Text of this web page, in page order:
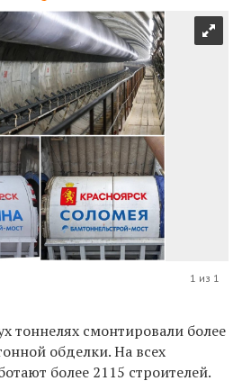
1 из 1
тоннелях смонтировали более
обделки.На всех
более 2115 строителей.